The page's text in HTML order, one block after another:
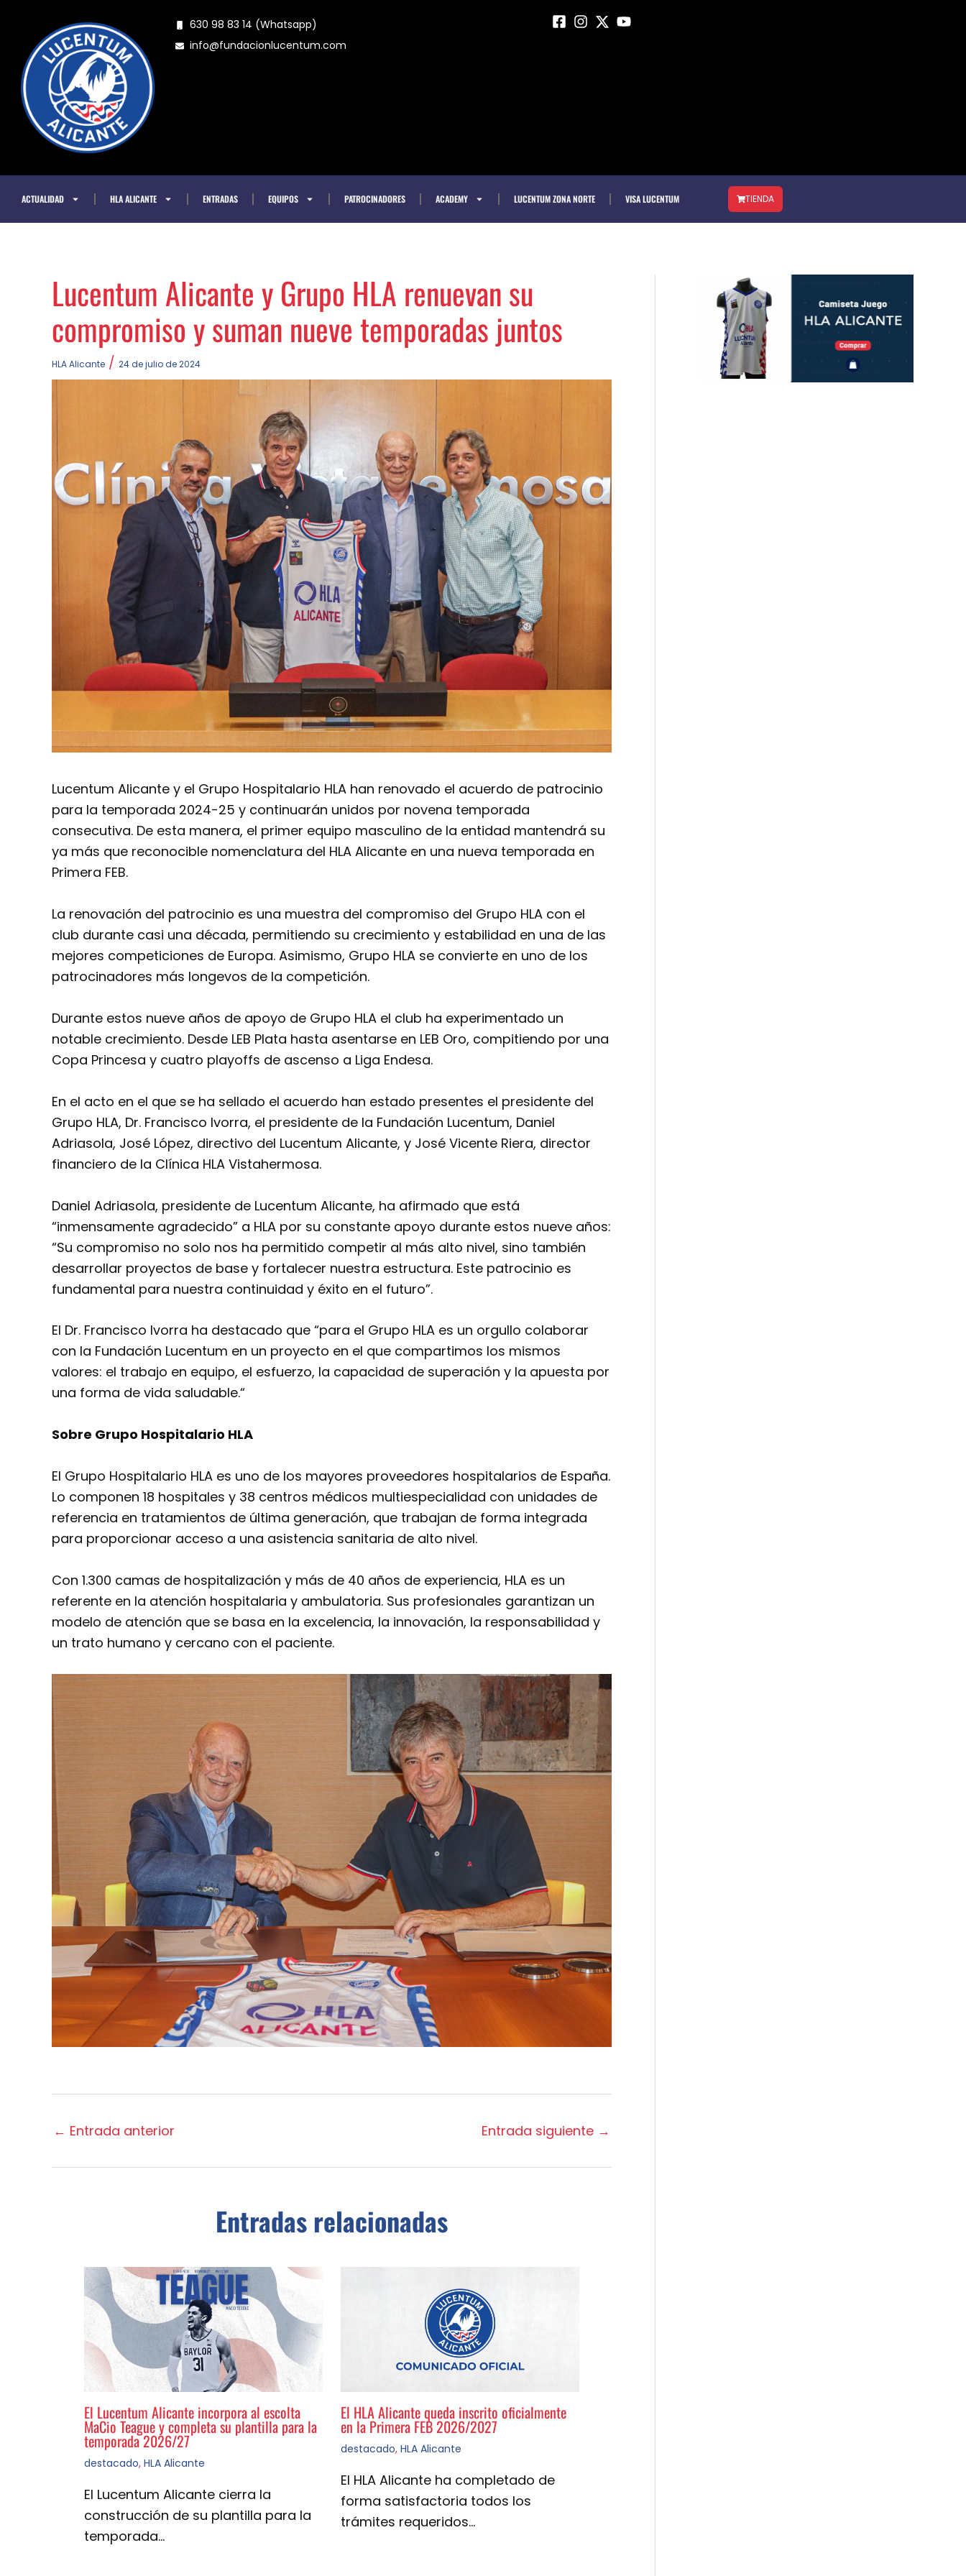
contenido
630 98 83 14 (Whatsapp)
info@fundacionlucentum.com
ACTUALIDAD HLA ALICANTE ENTRADAS EQUIPOS PATROCINADORES ACADEMY LUCENTUM ZONA NORTE VISA LUCENTUM TIENDA
Lucentum Alicante y Grupo HLA renuevan su
compromiso y suman nueve temporadas juntos
HLA Alicante / 24 de julio de 2024
Lucentum Alicante y el Grupo Hospitalario HLA han renovado el acuerdo de patrocinio
para la temporada 2024-25 y continuarán unidos por novena temporada
consecutiva. De esta manera, el primer equipo masculino de la entidad mantendrá su
ya más que reconocible nomenclatura del HLA Alicante en una nueva temporada en
Primera FEB.
La renovación del patrocinio es una muestra del compromiso del Grupo HLA con el
club durante casi una década, permitiendo su crecimiento y estabilidad en una de las
mejores competiciones de Europa. Asimismo, Grupo HLA se convierte en uno de los
patrocinadores más longevos de la competición.
Durante estos nueve años de apoyo de Grupo HLA el club ha experimentado un
notable crecimiento. Desde LEB Plata hasta asentarse en LEB Oro, compitiendo por una
Copa Princesa y cuatro playoffs de ascenso a Liga Endesa.
En el acto en el que se ha sellado el acuerdo han estado presentes el presidente del
Grupo HLA, Dr. Francisco Ivorra, el presidente de la Fundación Lucentum, Daniel
Adriasola, José López, directivo del Lucentum Alicante, y José Vicente Riera, director
financiero de la Clínica HLA Vistahermosa.
Daniel Adriasola, presidente de Lucentum Alicante, ha afirmado que está
“inmensamente agradecido” a HLA por su constante apoyo durante estos nueve años:
“Su compromiso no solo nos ha permitido competir al más alto nivel, sino también
desarrollar proyectos de base y fortalecer nuestra estructura. Este patrocinio es
fundamental para nuestra continuidad y éxito en el futuro”.
El Dr. Francisco Ivorra ha destacado que “para el Grupo HLA es un orgullo colaborar
con la Fundación Lucentum en un proyecto en el que compartimos los mismos
valores: el trabajo en equipo, el esfuerzo, la capacidad de superación y la apuesta por
una forma de vida saludable.“
Sobre Grupo Hospitalario HLA
El Grupo Hospitalario HLA es uno de los mayores proveedores hospitalarios de España.
Lo componen 18 hospitales y 38 centros médicos multiespecialidad con unidades de
referencia en tratamientos de última generación, que trabajan de forma integrada
para proporcionar acceso a una asistencia sanitaria de alto nivel.
Con 1.300 camas de hospitalización y más de 40 años de experiencia, HLA es un
referente en la atención hospitalaria y ambulatoria. Sus profesionales garantizan un
modelo de atención que se basa en la excelencia, la innovación, la responsabilidad y
un trato humano y cercano con el paciente.
← Entrada anterior Entrada siguiente →
Entradas relacionadas
El Lucentum Alicante incorpora al escolta
MaCio Teague y completa su plantilla para la
temporada 2026/27
destacado, HLA Alicante
El Lucentum Alicante cierra la
construcción de su plantilla para la
temporada…
El HLA Alicante queda inscrito oficialmente
en la Primera FEB 2026/2027
destacado, HLA Alicante
El HLA Alicante ha completado de
forma satisfactoria todos los
trámites requeridos…